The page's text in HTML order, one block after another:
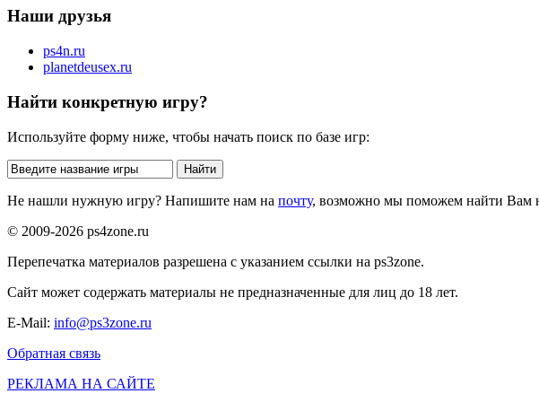
Наши друзья
ps4n.ru
planetdeusex.ru
Найти конкретную игру?
Используйте форму ниже, чтобы начать поиск по базе игр:
Не нашли нужную игру? Напишите нам на почту, возможно мы поможем найти Вам
© 2009-2026 ps4zone.ru
Перепечатка материалов разрешена с указанием ссылки на ps3zone.
Сайт может содержать материалы не предназначенные для лиц до 18 лет.
E-Mail: info@ps3zone.ru
Обратная связь
РЕКЛАМА НА САЙТЕ